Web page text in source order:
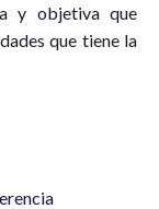
y objetiva que
que tiene la